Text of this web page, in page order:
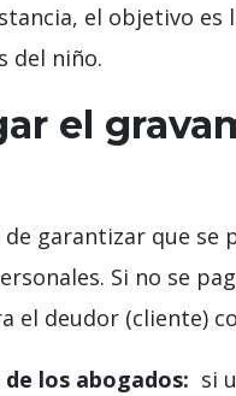
el objetivo
del niño.
el
garantizar que se
Si no se
deudor (cliente)
los abogados: si